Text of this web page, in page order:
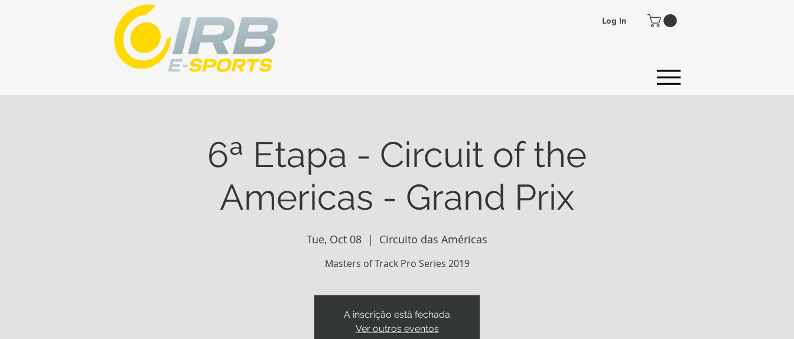
Log In
6ª Etapa - Circuit of the
Americas - Grand Prix
Tue, Oct 08
  |
Circuito das Américas
Masters of Track Pro Series 2019
A inscrição está fechada
Ver outros eventos